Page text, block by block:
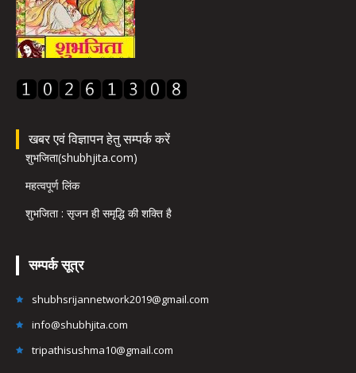
खबर एवं विज्ञापन हेतु सम्पर्क करें
शुभजिता(shubhjita.com)
महत्वपूर्ण लिंक
शुभजिता : सृजन ही समृद्धि की शक्ति है
सम्पर्क सूत्र
shubhsrijannetwork2019@gmail.com
info@shubhjita.com
tripathisushma10@gmail.com